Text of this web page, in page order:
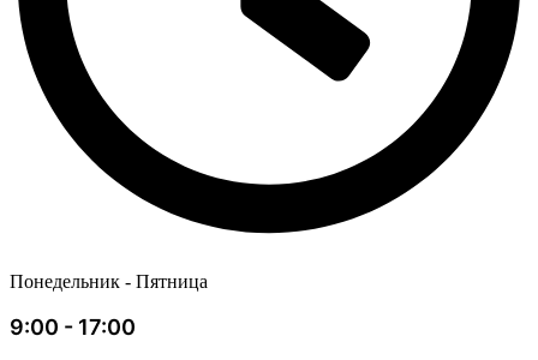
Понедельник - Пятница
9:00 - 17:00